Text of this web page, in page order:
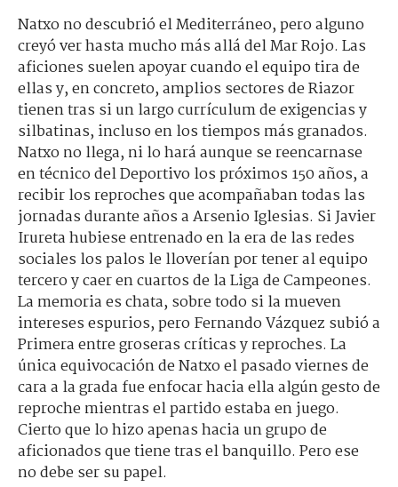
Natxo no descubrió el Mediterráneo, pero alguno
creyó ver hasta mucho más allá del Mar Rojo. Las
aficiones suelen apoyar cuando el equipo tira de
ellas y, en concreto, amplios sectores de Riazor
tienen tras si un largo currículum de exigencias y
silbatinas, incluso en los tiempos más granados.
Natxo no llega, ni lo hará aunque se reencarnase
en técnico del Deportivo los próximos 150 años, a
recibir los reproches que acompañaban todas las
jornadas durante años a Arsenio Iglesias. Si Javier
Irureta hubiese entrenado en la era de las redes
sociales los palos le lloverían por tener al equipo
tercero y caer en cuartos de la Liga de Campeones.
La memoria es chata, sobre todo si la mueven
intereses espurios, pero Fernando Vázquez subió a
Primera entre groseras críticas y reproches. La
única equivocación de Natxo el pasado viernes de
cara a la grada fue enfocar hacia ella algún gesto de
reproche mientras el partido estaba en juego.
Cierto que lo hizo apenas hacia un grupo de
aficionados que tiene tras el banquillo. Pero ese
no debe ser su papel.